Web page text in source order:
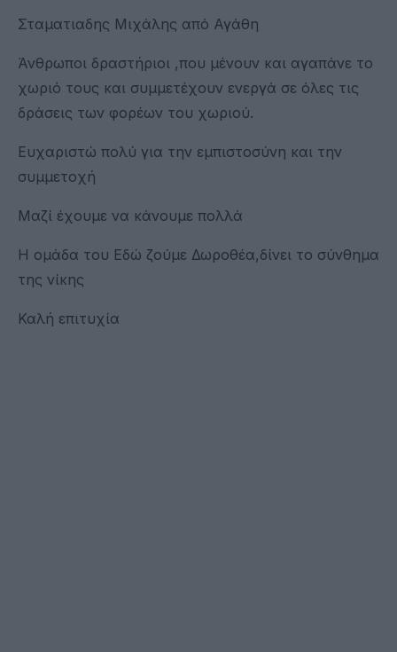
Σταματιαδης Μιχάλης από Αγάθη
Άνθρωποι δραστήριοι ,που μένουν και αγαπάνε το
χωριό τους και συμμετέχουν ενεργά σε όλες τις
δράσεις των φορέων του χωριού.
Ευχαριστώ πολύ για την εμπιστοσύνη και την
συμμετοχή
Μαζί έχουμε να κάνουμε πολλά
Η ομάδα του Εδώ ζούμε Δωροθέα,δίνει το σύνθημα
της νίκης
Καλή επιτυχία